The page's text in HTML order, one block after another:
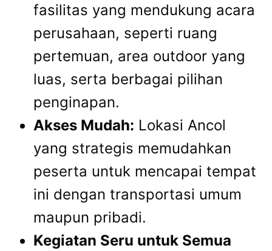
fasilitas yang mendukung acara
perusahaan, seperti ruang
pertemuan, area outdoor yang
luas, serta berbagai pilihan
penginapan.
Akses Mudah: Lokasi Ancol
yang strategis memudahkan
peserta untuk mencapai tempat
ini dengan transportasi umum
maupun pribadi.
Kegiatan Seru untuk Semua